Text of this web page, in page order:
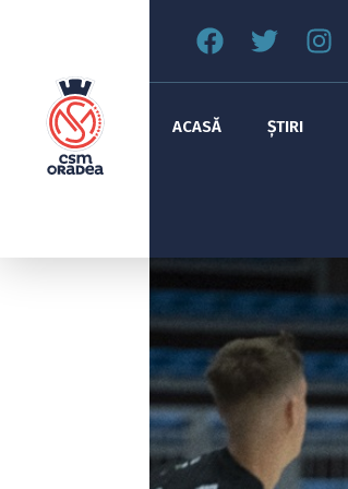
ACASĂ ȘTIRI